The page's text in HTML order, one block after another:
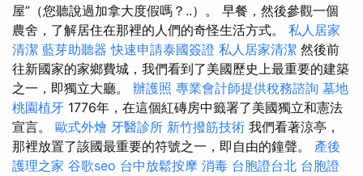
屋”（您聽說過加拿大度假嗎？..）。 早餐，然後參觀一個
農舍，了解居住在那裡的人們的奇怪生活方式。 私人居家
清潔 藍芽助聽器 快速申請泰國簽證 私人居家清潔 然後前
往新國家的家鄉費城，我們看到了美國歷史上最重要的建築
之一，即獨立大廳。 辦護照 專業會計師提供稅務諮詢 墓地
桃園植牙 1776年，在這個紅磚房中籤署了美國獨立和憲法
宣言。 歐式外燴 牙醫診所 新竹撥筋技術 我們看著涼亭，
那裡放置了該國最重要的符號之一，即自由的鐘聲。 產後
護理之家 谷歌seo 台中放鬆按摩 消毒 台胞證台北 台胞證